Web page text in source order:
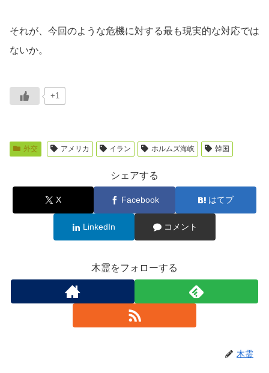
それが、今回のような危機に対する最も現実的な対応では
ないか。
+1
外交 アメリカ イラン ホルムズ海峡 韓国
シェアする
X Facebook はてブ
LinkedIn コメント
木霊をフォローする
木霊